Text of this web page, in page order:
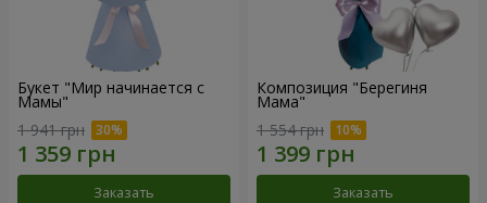
Букет "Мир начинается с
Мамы"
1 941 грн
Заказать
Композиция "Берегиня
Мама"
1 554 грн
Заказать